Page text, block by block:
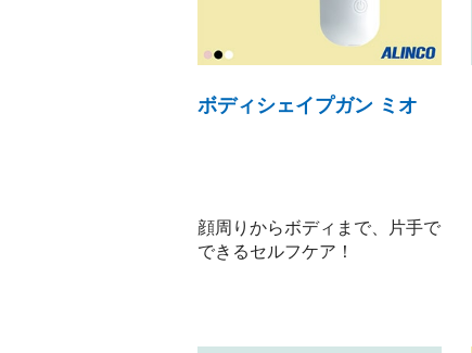
ボディシェイプガン ミオ
顔周りからボディまで、片手で
できるセルフケア！